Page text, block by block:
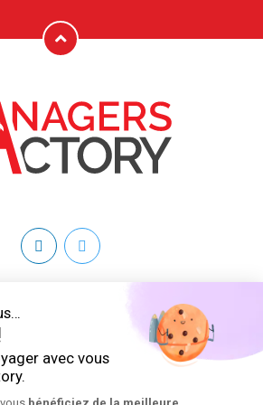
Factory - Tous droits réservés
générales
Mentions légales
avec vous
bénéficiez de la meilleure